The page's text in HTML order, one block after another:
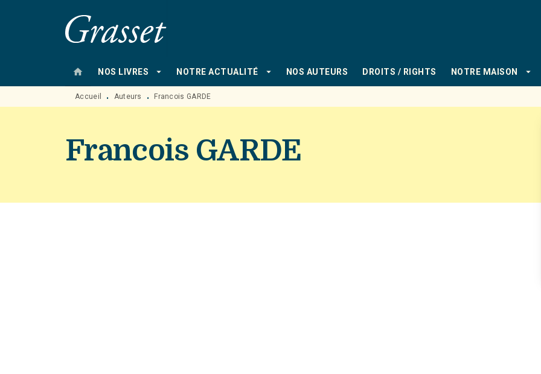
MENU RECHERCHE
home NOS LIVRES arrow_drop_down NOTRE ACTUALITÉ arrow_drop_down NOS AUTEURS DROITS / RIGHTS NOTRE MAISON arrow_drop_down
Accueil • Auteurs • Francois GARDE
Francois GARDE